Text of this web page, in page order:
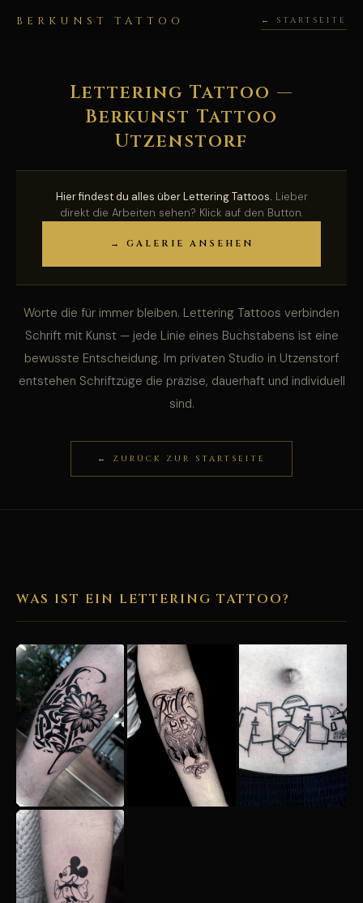
BERKUNST TATTOO ← STARTSEITE
Lettering Tattoo —
Berkunst Tattoo
Utzenstorf
Hier findest du alles über Lettering Tattoos. Lieber
direkt die Arbeiten sehen? Klick auf den Button.
→ GALERIE ANSEHEN
Worte die für immer bleiben. Lettering Tattoos verbinden
Schrift mit Kunst — jede Linie eines Buchstabens ist eine
bewusste Entscheidung. Im privaten Studio in Utzenstorf
entstehen Schriftzüge die präzise, dauerhaft und individuell
sind.
← ZURÜCK ZUR STARTSEITE
WAS IST EIN LETTERING TATTOO?